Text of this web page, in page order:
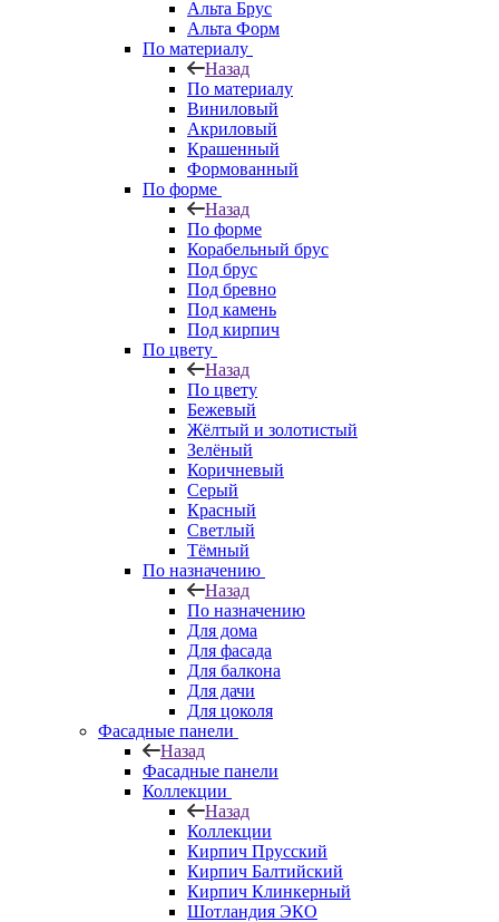
Альта Брус
Альта Форм
По материалу
Назад
По материалу
Виниловый
Акриловый
Крашенный
Формованный
По форме
Назад
По форме
Корабельный брус
Под брус
Под бревно
Под камень
Под кирпич
По цвету
Назад
По цвету
Бежевый
Жёлтый и золотистый
Зелёный
Коричневый
Серый
Красный
Светлый
Тёмный
По назначению
Назад
По назначению
Для дома
Для фасада
Для балкона
Для дачи
Для цоколя
Фасадные панели
Назад
Фасадные панели
Коллекции
Назад
Коллекции
Кирпич Прусский
Кирпич Балтийский
Кирпич Клинкерный
Шотландия ЭКО